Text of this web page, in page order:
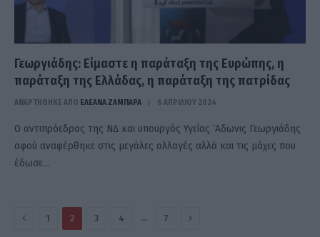
Γεωργιάδης: Είμαστε η παράταξη της Ευρώπης, η
παράταξη της Ελλάδας, η παράταξη της πατρίδας
ΑΝΑΡΤΗΘΗΚΕ ΑΠΟ ΕΛΕΑΝΑ ΖΑΜΠΑΡΑ 6 ΑΠΡΙΛΊΟΥ 2024
Ο αντιπρόεδρος της ΝΔ και υπουργός Υγείας ‘Αδωνις Γεωργιάδης
αφού αναφέρθηκε στις μεγάλες αλλαγές αλλά και τις μάχες που
έδωσε…
Πίσω1 2 3 4 … 7 Επόμενο